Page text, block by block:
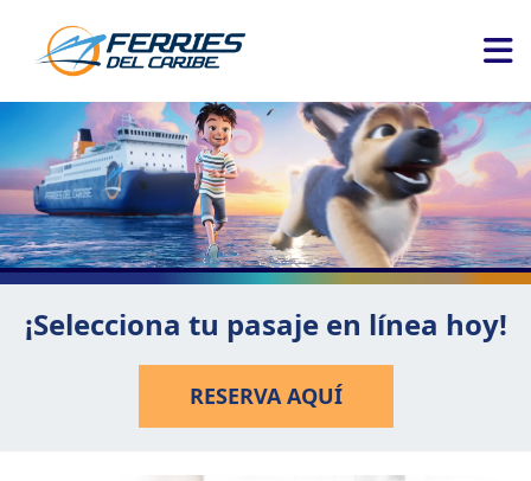
¡Selecciona tu pasaje en línea hoy!
RESERVA AQUÍ